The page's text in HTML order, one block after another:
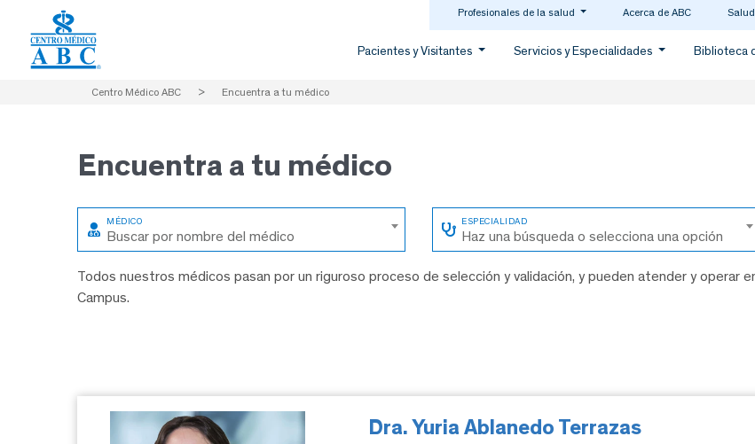
Profesionales de la salud Acerca de ABC
Pacientes y Visitantes Servicios y Especialidades Biblioteca
Centro Médico ABC > Encuentra a tu médico
Encuentra a tu médico
Buscar por nombre del médico Haz una búsqueda o selecciona una opción
Todos nuestros médicos pasan por un riguroso proceso de selección y validación, y pueden atender y operar
Campus.
Dra. Yuria Ablanedo Terrazas